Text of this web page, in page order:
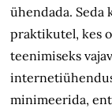
ühendada. Seda
praktikutel, kes
teenimiseks
minimeerida,